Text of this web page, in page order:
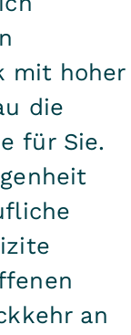
wie
am
Teilhabe
und
zu
mit hoher
die
für Sie.
an